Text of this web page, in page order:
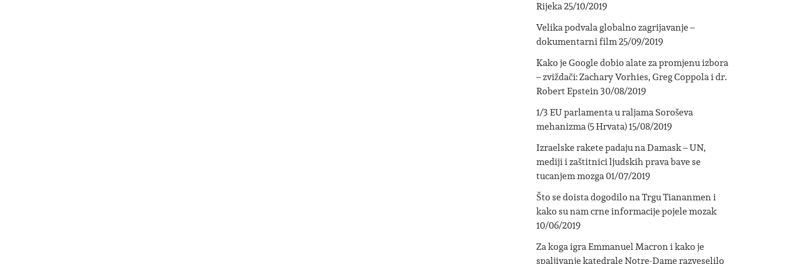
Rijeka25/10/2019
Velika podvala globalno zagrijavanje –
dokumentarni film25/09/2019
Kako je Google dobio alate za promjenu izbora
– zviždači: Zachary Vorhies, Greg Coppola i dr.
Robert Epstein30/08/2019
1/3 EU parlamenta u raljama Soroševa
mehanizma (5 Hrvata)15/08/2019
Izraelske rakete padaju na Damask – UN,
mediji i zaštitnici ljudskih prava bave se
tucanjem mozga01/07/2019
Što se doista dogodilo na Trgu Tiananmen i
kako su nam crne informacije pojele mozak
10/06/2019
Za koga igra Emmanuel Macron i kako je
spaljivanje katedrale Notre-Dame razveselilo